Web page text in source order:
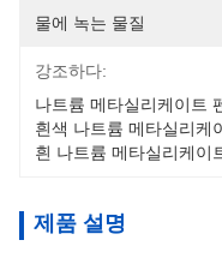
물에 녹는 물질
강조하다:
나트륨 메타실리케이트
흰색 나트륨 메타실리케
흰 나트륨 메타실리케이
제품 설명